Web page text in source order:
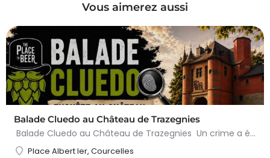
Vous aimerez aussi
Balade Cluedo au Château de Trazegnies
Balade Cluedo au Château de Trazegnies Un crime a été commis au Château de Trazegnies… À vous de résoudre…
Place Albert Ier, Courcelles